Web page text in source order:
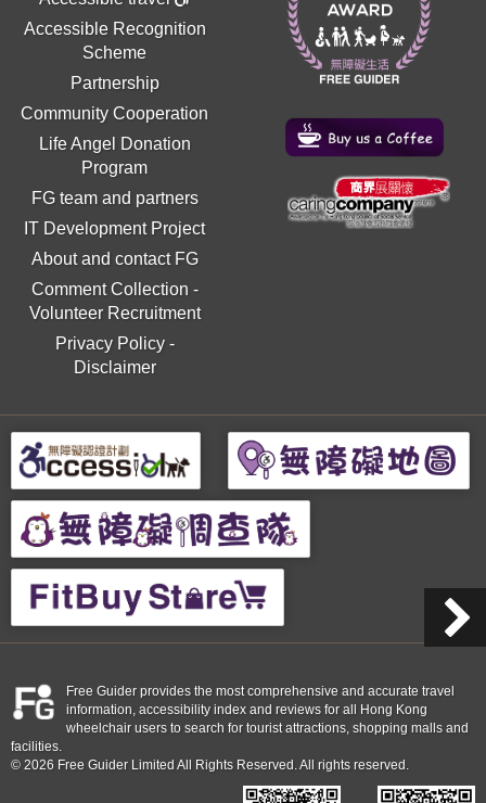
Accessible Recognition
Scheme
Partnership
Community Cooperation
Life Angel Donation
Program
FG team and partners
IT Development Project
About and contact FG
Comment Collection -
Volunteer Recruitment
Privacy Policy-
Disclaimer
Free Guider provides the most comprehensive and accurate travel
information, accessibility index and reviews for all Hong Kong
wheelchair users to search for tourist attractions, shopping malls and
facilities.
© 2026 Free Guider Limited All Rights Reserved. All rights reserved.